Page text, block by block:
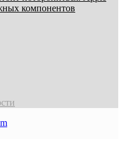
компонентов